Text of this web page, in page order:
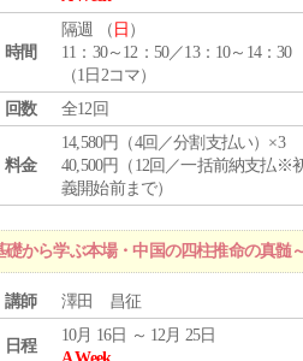
時間
隔週 （ 日 ）
11：30～12：50／13：10～14：30
（1日2コマ）
回数
全12回
料金
14,580円（4回／分割支払い）×3
40,500円（12回／一括前納支払※
義開始前まで）
から学ぶ本場・中国の四柱推命の真髄
講師 澤田 昌征
日程
10月 16日 ～ 12月 25日